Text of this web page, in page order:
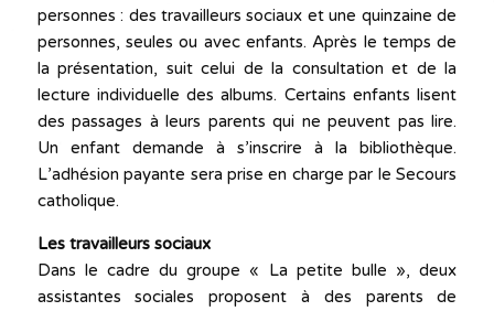
personnes : des travailleurs sociaux et une quinzaine de
personnes, seules ou avec enfants. Après le temps de
la présentation, suit celui de la consultation et de la
lecture individuelle des albums. Certains enfants lisent
des passages à leurs parents qui ne peuvent pas lire.
Un enfant demande à s’inscrire à la bibliothèque.
L’adhésion payante sera prise en charge par le Secours
catholique.
Les travailleurs sociaux
Dans le cadre du groupe « La petite bulle », deux
assistantes sociales proposent à des parents de